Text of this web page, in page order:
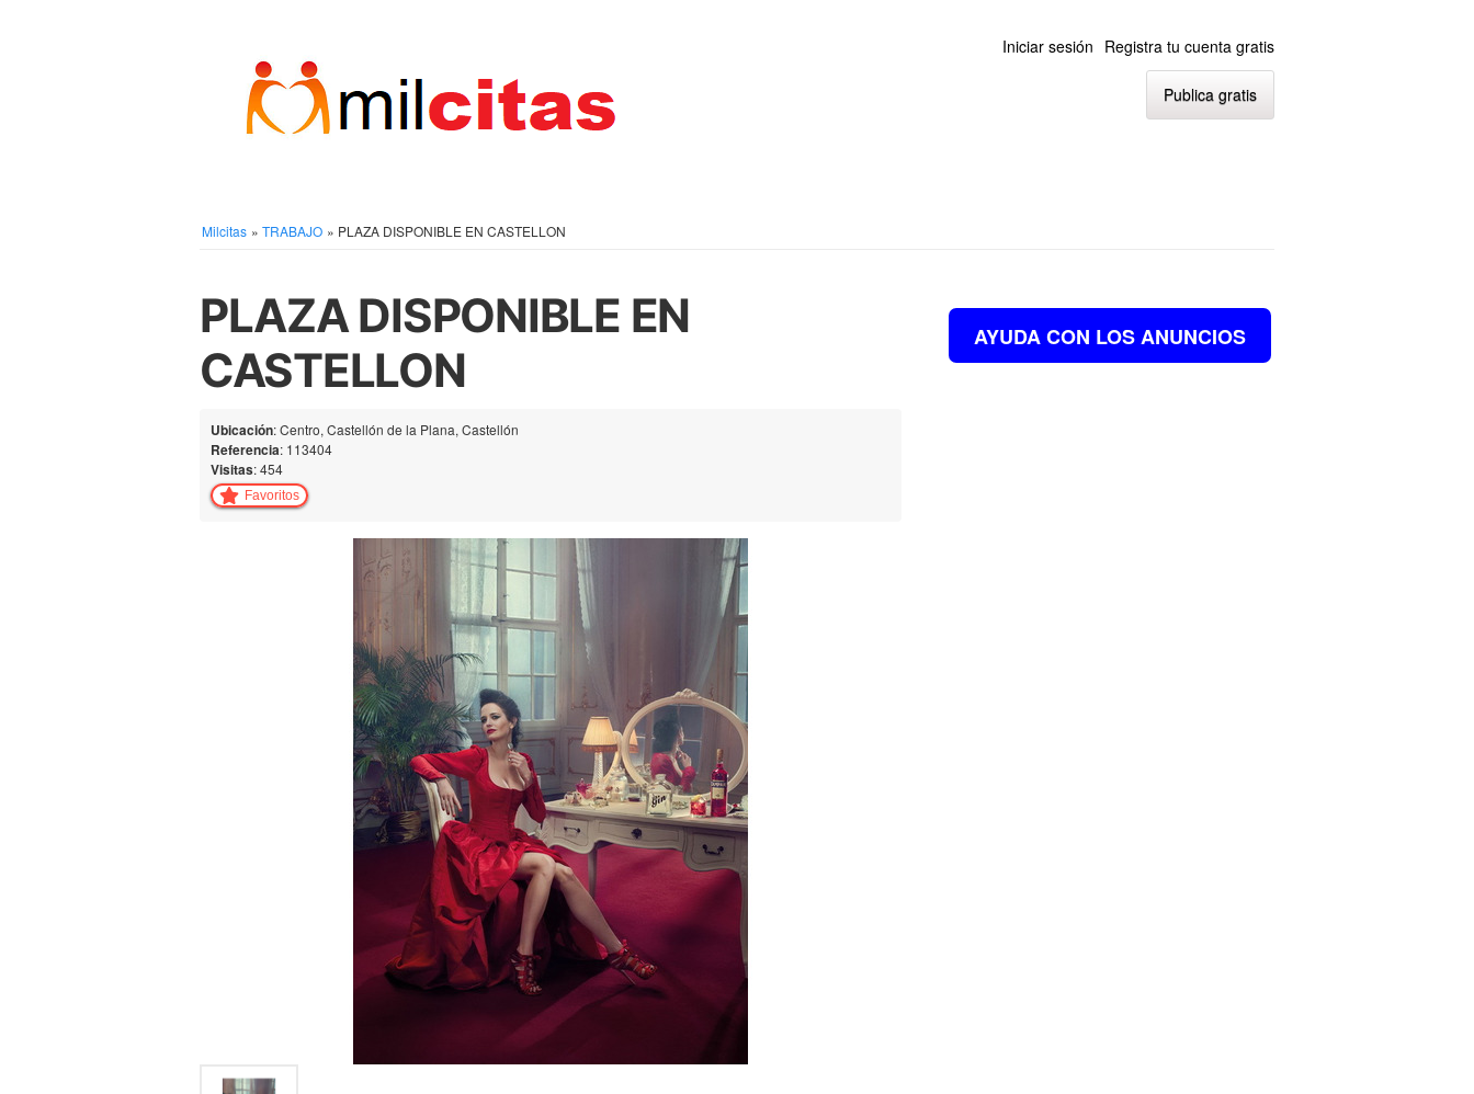
Iniciar sesión Registra tu cuenta gratis
Publica gratis
Milcitas » TRABAJO » PLAZA DISPONIBLE EN CASTELLON
PLAZA DISPONIBLE EN
CASTELLON
Ubicación: Centro, Castellón de la Plana, Castellón
Referencia: 113404
Visitas: 454
Favoritos
AYUDA CON LOS ANUNCIOS